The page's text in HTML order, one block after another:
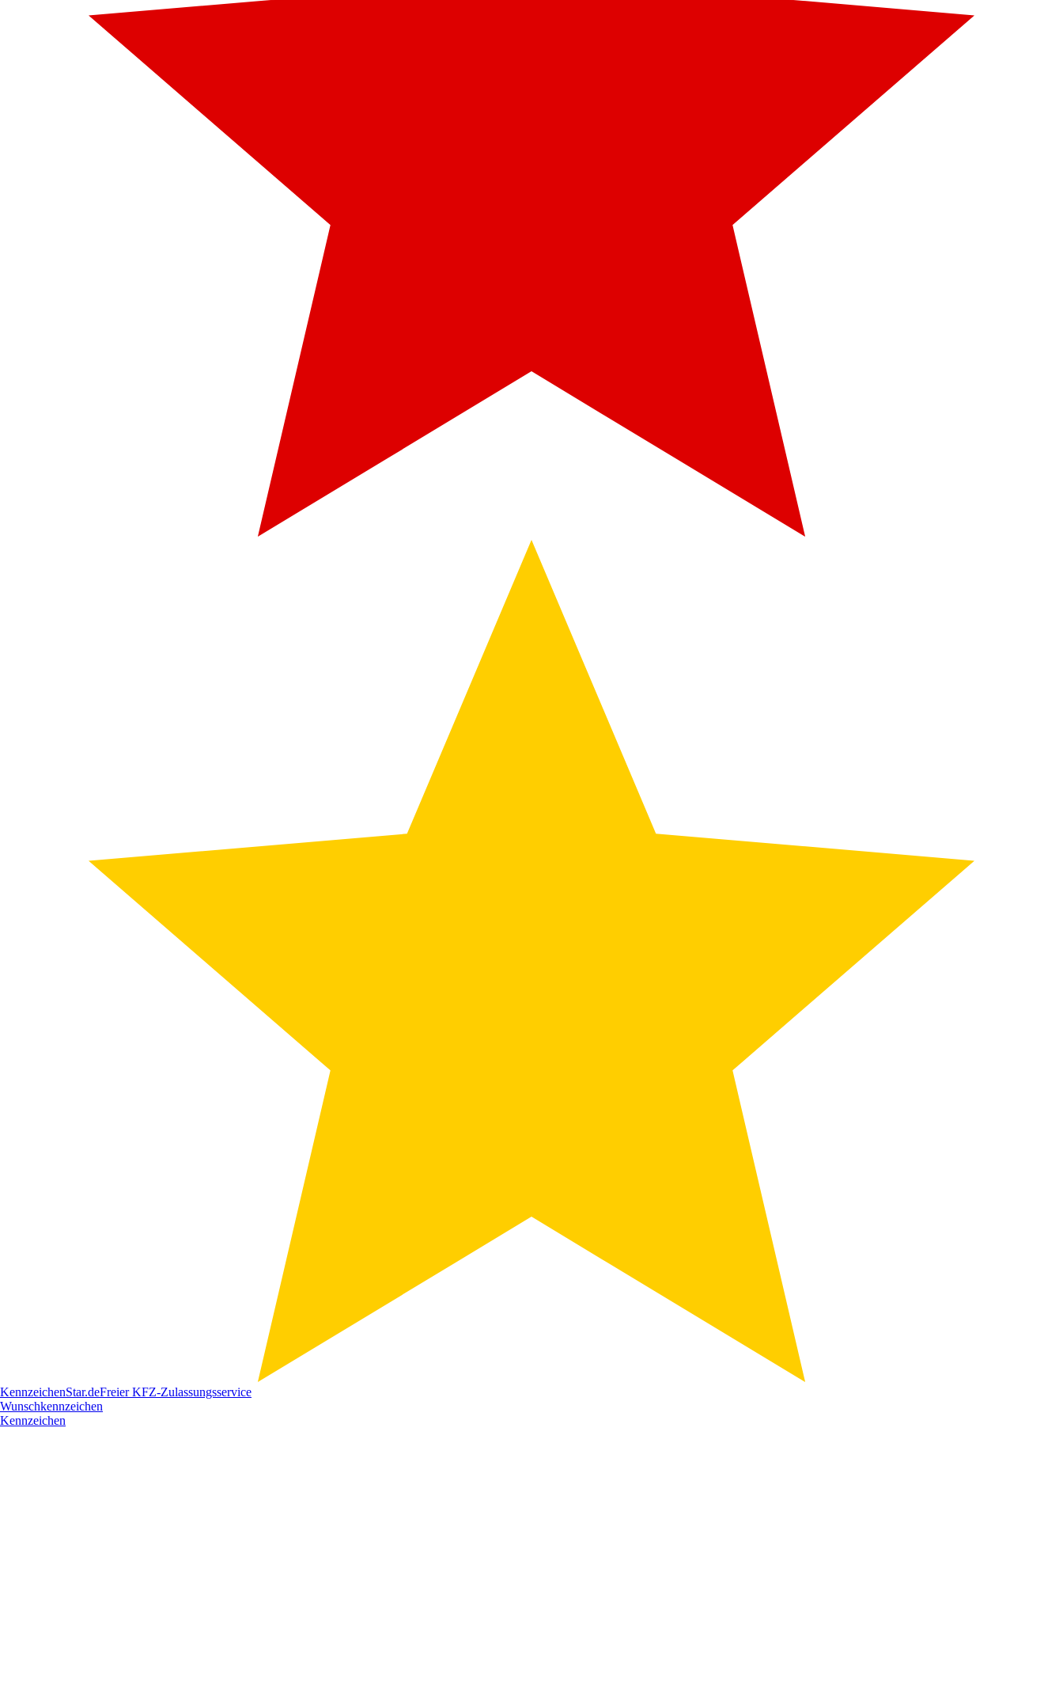
KennzeichenStar.deFreier KFZ-Zulassungsservice
Wunschkennzeichen
Kennzeichen